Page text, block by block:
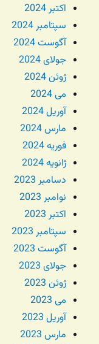
اکتبر 2024
سپتامبر 2024
آگوست 2024
جولای 2024
ژوئن 2024
می 2024
آوریل 2024
مارس 2024
فوریه 2024
ژانویه 2024
دسامبر 2023
نوامبر 2023
اکتبر 2023
سپتامبر 2023
آگوست 2023
جولای 2023
ژوئن 2023
می 2023
آوریل 2023
مارس 2023